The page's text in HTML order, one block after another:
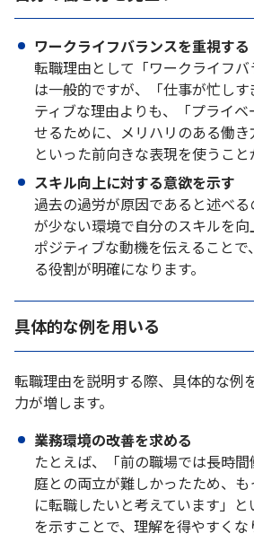
ワークライフバランスを重視する
転職理由として「ワークライフ
は一般的ですが、「仕事が忙し
ティブな理由よりも、「プライ
せるために、メリハリのある働き
といった前向きな表現を使うこと
スキル向上に対する意欲を示す
過去の過労が原因であると述べ
が少ない環境で自分のスキルを
ポジティブな動機を伝えること
る役割が明確になります。
具体的な例を用いる
転職理由を説明する際、具体的な例
力が増します。
業務環境の改善を求める
たとえば、「前の職場では長時
庭との両立が難しかったため、
に転職したいと考えています」
を示すことで、理解を得やすくな